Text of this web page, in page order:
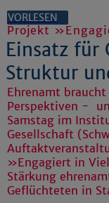
VORLESEN
Projekt
Einsatz für
Struktur
Ehrenamt
Perspektiven -
Samstag im
Gesellschaft
»Engagiert in
Stärkung
Geflüchteten in